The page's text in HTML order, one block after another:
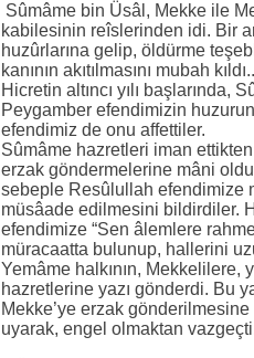
Sûmâme bin Üsâl, Mekke ile
kabilesinin reîslerinden idi. Bir
huzûrlarına gelip, öldürme
kanının akıtılmasını mubah
Hicretin altıncı yılı başlarında,
Peygamber efendimizin
efendimiz de onu affettiler.
Sûmâme hazretleri iman ettikten
erzak göndermelerine mâni
sebeple Resûlullah efendimize
müsâade edilmesini bildirdiler.
efendimize “Sen âlemlere
müracaatta bulunup, hallerini
Yemâme halkının,
hazretlerine yazı gönderdi. Bu
Mekke’ye erzak
uyarak, engel olmaktan